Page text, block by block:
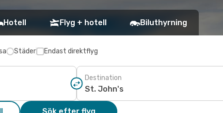
Hotell Flyg + hotell Biluthyrning
Städer Endast direktflyg
Destination